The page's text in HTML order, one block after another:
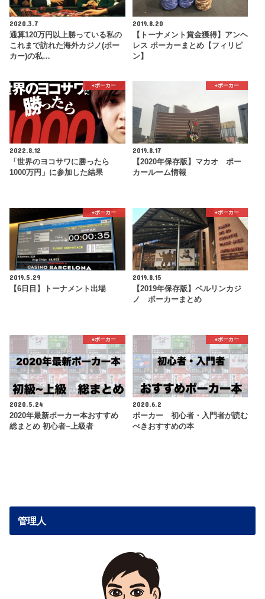
2020.3.7
通算120万円以上勝っている私の
これまで訪れた海外カジノ(ポー
カー)の私…
2019.8.20
【トーナメント賞金獲得】アンヘ
レス ポーカーまとめ【フィリピ
ン】
♠️ポーカー
2022.8.12
「世界のヨコサワに勝ったら
1000万円」に参加した結果
♠️ポーカー
2019.8.17
【2020年保存版】マカオ ポー
カールーム情報
♠️ポーカー
2019.5.29
【6日目】トーナメント出場
♠️ポーカー
2019.8.15
【2019年保存版】ベルリンカジ
ノ ポーカーまとめ
♠️ポーカー
2020.5.24
2020年最新ポーカー本おすすめ
総まとめ 初心者~上級者
♠️ポーカー
2020.6.2
ポーカー 初心者・入門者が読む
べきおすすめの本
管理人